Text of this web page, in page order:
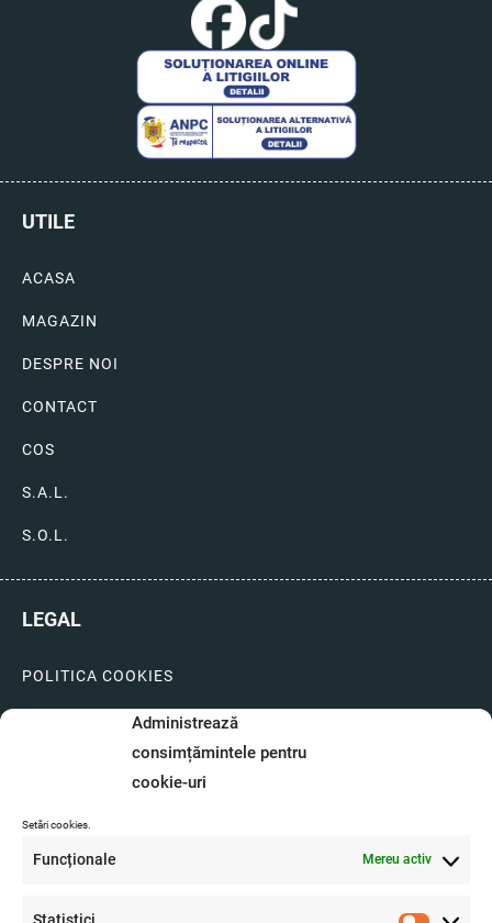
Administrează
consimțămintele pentru
cookie-uri
Setări cookies.
Funcționale Mereu activ
UTILE
ACASA
MAGAZIN
DESPRE NOI
CONTACT
COS
S.A.L.
S.O.L.
LEGAL
POLITICA COOKIES
LIVRARI SI PLATI
GARANTIE SI SERVICE